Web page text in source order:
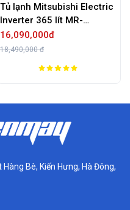
Mitsubishi Electric
365 lít MR-
BRW-V
đ
Tủ
Bè, Kiến Hưng, Hà Đông,